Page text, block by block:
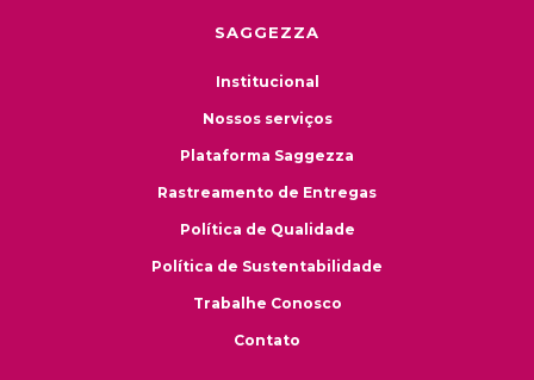
SAGGEZZA
Institucional
Nossos serviços
Plataforma Saggezza
Rastreamento de Entregas
Política de Qualidade
Política de Sustentabilidade
Trabalhe Conosco
Contato